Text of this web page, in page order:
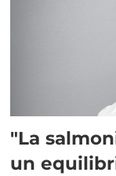
"La
un